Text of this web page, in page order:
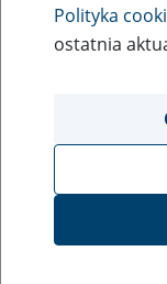
Rodzaj wydarzenia
Szkolenia
Obszar
obsługa klientów
Opis wydarzenia
Platforma Usług
Polityka
ostatnia